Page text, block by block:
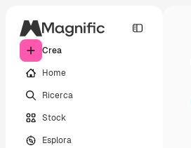
Crea
Home
Ricerca
Stock
Esplora